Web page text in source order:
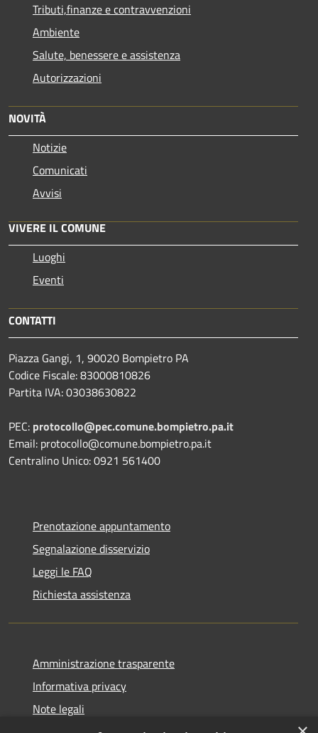
Tributi,finanze e contravvenzioni
Ambiente
Salute, benessere e assistenza
Autorizzazioni
NOVITÀ
Notizie
Comunicati
Avvisi
VIVERE IL COMUNE
Luoghi
Eventi
CONTATTI
Piazza Gangi, 1, 90020 Bompietro PA
Codice Fiscale: 83000810826
Partita IVA: 03038630822
PEC: protocollo@pec.comune.bompietro.pa.it
Email: protocollo@comune.bompietro.pa.it
Centralino Unico: 0921 561400
Prenotazione appuntamento
Segnalazione disservizio
Leggi le FAQ
Richiesta assistenza
Amministrazione trasparente
Informativa privacy
Note legali